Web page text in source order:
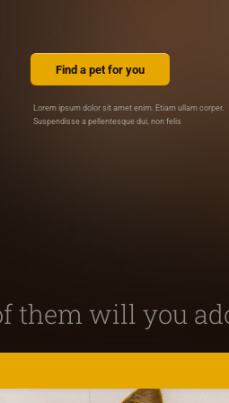
Find a pet for you
Lorem ipsum dolor sit amet enim. Etiam ullam corper.
Suspendisse a pellentesque dui, non felis
them will you